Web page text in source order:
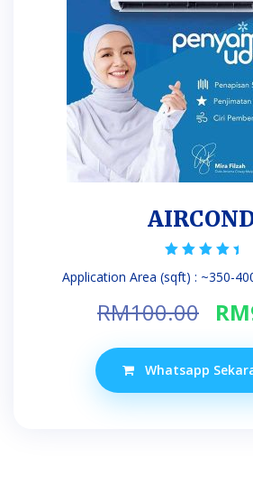
5.00
Application Area (sqft) : ~350-
RM100.00 RM
Whatsapp